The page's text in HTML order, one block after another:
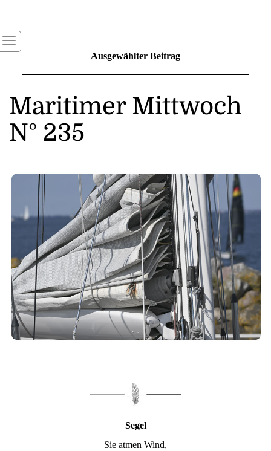
Ausgewählter Beitrag
Maritimer Mittwoch
N° 235
Segel
Sie atmen Wind,